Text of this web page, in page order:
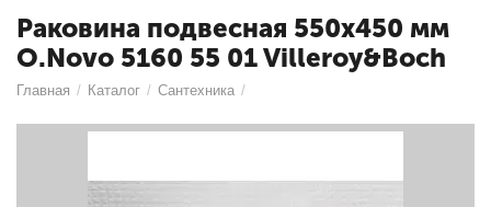
Раковина подвесная 550х450 мм
O.Novo 5160 55 01 Villeroy&Boch
Главная / Каталог / Сантехника /